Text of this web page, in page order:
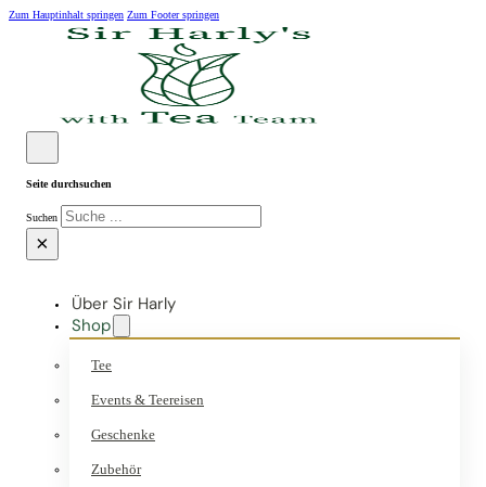
Zum Hauptinhalt springen Zum Footer springen
Seite durchsuchen
Suchen
×
Über Sir Harly
Shop
Tee
Events & Teereisen
Geschenke
Zubehör